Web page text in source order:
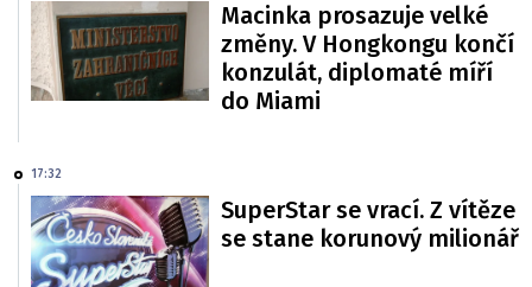
Macinka prosazuje velké
změny. V Hongkongu končí
konzulát, diplomaté míří
do Miami
17:32
SuperStar se vrací. Z vítěze
se stane korunový milionář